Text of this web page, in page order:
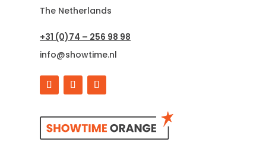
The Netherlands
+31 (0)74 – 256 98 98
info@showtime.nl